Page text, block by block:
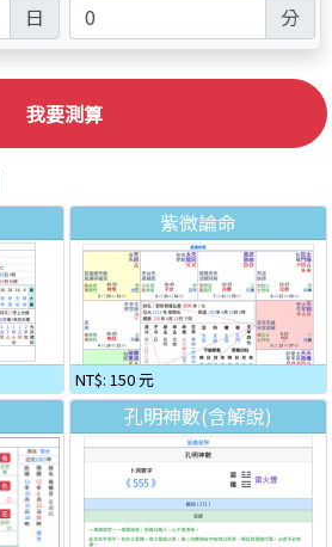
日
分
我要測算
紫微論命
NT$: 150 元
孔明神數(含解說)